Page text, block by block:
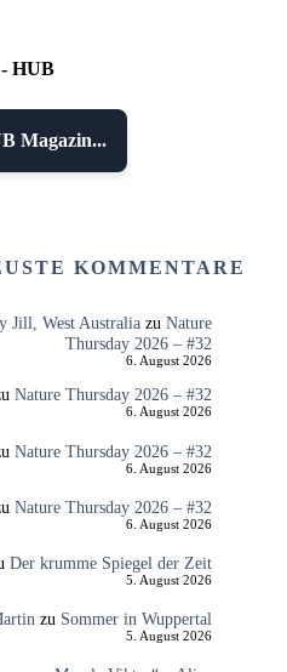
HUB
Magazin...
KOMMENTARE
Jill, West Australiazu Nature
Thursday 2026 – #32
6. August 2026
Nature Thursday 2026 – #32
6. August 2026
Nature Thursday 2026 – #32
6. August 2026
Nature Thursday 2026 – #32
6. August 2026
Der krumme Spiegel der Zeit
5. August 2026
zu Sommer in Wuppertal
5. August 2026